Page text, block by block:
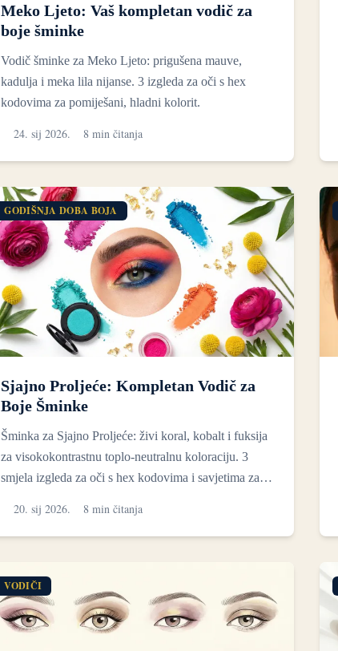
Meko Ljeto: Vaš kompletan vodič za
boje šminke
Vodič šminke za Meko Ljeto: prigušena mauve,
kadulja i meka lila nijanse. 3 izgleda za oči s hex
kodovima za pomiješani, hladni kolorit.
24. sij 2026. 8 min čitanja
GODIŠNJA DOBA BOJA
Sjajno Proljeće: Kompletan Vodič za
Boje Šminke
Šminka za Sjajno Proljeće: živi koral, kobalt i fuksija
za visokokontrastnu toplo-neutralnu koloraciju. 3
smjela izgleda za oči s hex kodovima i savjetima za
20. sij 2026. 8 min čitanja
VODIČI